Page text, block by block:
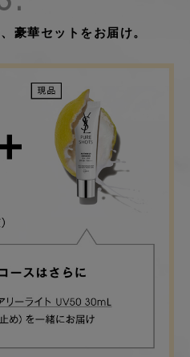
豪華セットをお届け。